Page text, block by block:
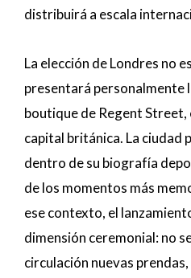
distribuirá a escala
La elección de Londres no
presentará personalmente
boutique de Regent Street,
capital británica. La ciudad
dentro de su biografía
de los momentos más
ese contexto, el
dimensión ceremonial: no
circulación nuevas